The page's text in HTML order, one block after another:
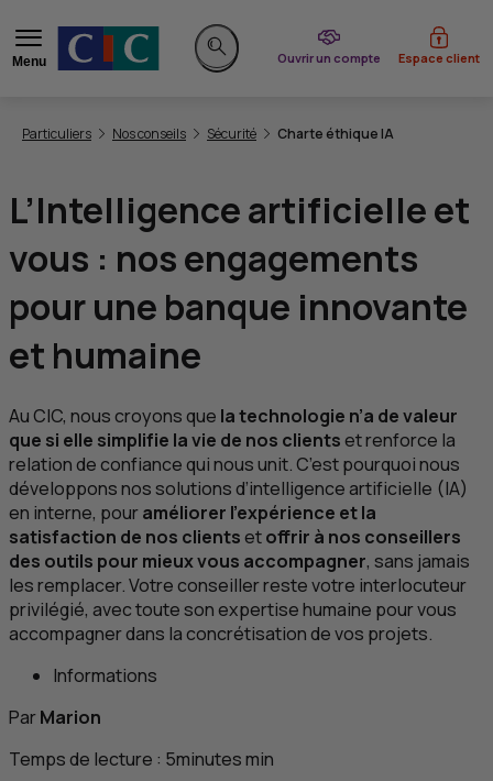
Menu
Rechercher sur le site
Ouvrir un compte
du CIC Espace client
Particuliers Nos conseils Sécurité Charte éthiqueIA
L’Intelligence artificielle et
vous : nos engagements
pour une banque innovante
et humaine
AuCIC, nous croyons que la technologie n’a de valeur
que si elle simplifie la vie de nos clientset renforce la
relation de confiance qui nous unit. C’est pourquoi nous
développons nos solutions d’intelligence artificielle (IA)
en interne, pouraméliorer l'expérience et la
satisfaction de nos clientsetoffrir à nos conseillers
des outils pour mieux vous accompagner, sans jamais
les remplacer. Votre conseiller reste votre interlocuteur
privilégié, avec toute son expertise humaine pour vous
accompagner dans la concrétisation de vos projets.
Informations
ParMarion
Temps de lecture : 5minutesmin